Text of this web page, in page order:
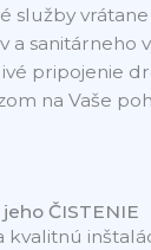
služby vrátane
sanitárneho
pripojenie
na Vaše
ČISTENIE
kvalitnú